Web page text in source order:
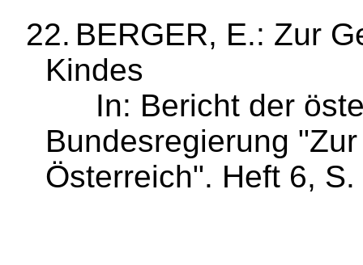
22. BERGER, E.: Zur
Kindes
In: Bericht der
Bundesregierung
Österreich". Heft 6,